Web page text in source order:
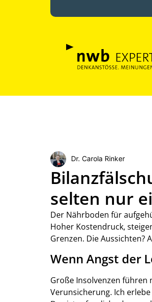
Dr. Carola Rinker
selten nur
Der Nährboden für
Hoher Kostendruck,
Grenzen. Die Aussichten?
Wenn Angst der
Große Insolvenzen führen
Verunsicherung. Ich